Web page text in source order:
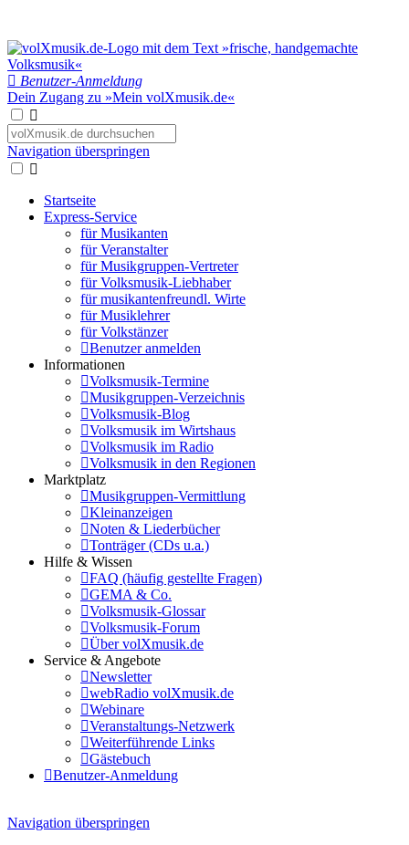
Benutzer-Anmeldung
Dein Zugang zu »Mein volXmusik.de«
Navigation überspringen
Startseite
Express-Service
für Musikanten
für Veranstalter
für Musikgruppen-Vertreter
für Volksmusik-Liebhaber
für musikantenfreundl. Wirte
für Musiklehrer
für Volkstänzer
Benutzer anmelden
Informationen
Volksmusik-Termine
Musikgruppen-Verzeichnis
Volksmusik-Blog
Volksmusik im Wirtshaus
Volksmusik im Radio
Volksmusik in den Regionen
Marktplatz
Musikgruppen-Vermittlung
Kleinanzeigen
Noten & Liederbücher
Tonträger (CDs u.a.)
Hilfe & Wissen
FAQ (häufig gestellte Fragen)
GEMA & Co.
Volksmusik-Glossar
Volksmusik-Forum
Über volXmusik.de
Service & Angebote
Newsletter
webRadio volXmusik.de
Webinare
Veranstaltungs-Netzwerk
Weiterführende Links
Gästebuch
Benutzer-Anmeldung
Navigation überspringen